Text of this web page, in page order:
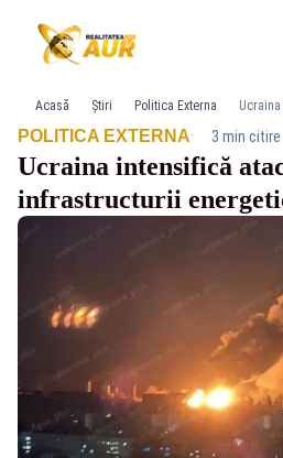
Acasă Știri Politica Externa
POLITICA EXTERNA· 3 min citire
Ucraina intensifică
infrastructurii